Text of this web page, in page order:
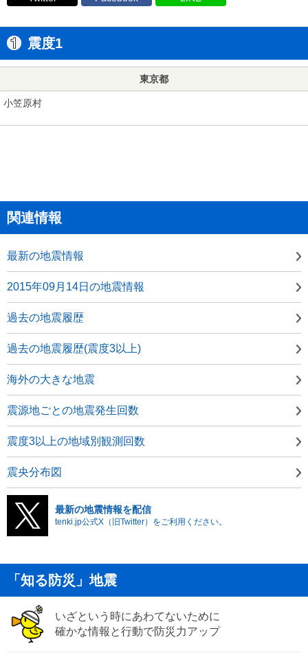
震度1
東京都
小笠原村
関連情報
最新の地震情報
2015年09月14日の地震情報
過去の地震履歴
過去の地震履歴(震度3以上)
海外の大きな地震
震源地ごとの地震発生回数
震度3以上の地域別観測回数
震央分布図
最新の地震情報を配信
tenki.jp公式X（旧Twitter）をご利用ください。
「知る防災」地震
いざという時にあわてないために
確かな情報と行動で防災力アップ